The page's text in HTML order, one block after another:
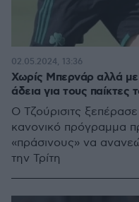
Χωρίς Μπερνάρ αλλά με
άδεια για τους παίκτες
Ο Τζούρισιτς
κανονικό πρόγραμμα
«πράσινους» να
την Τρίτη
02.05.2024, 13:36